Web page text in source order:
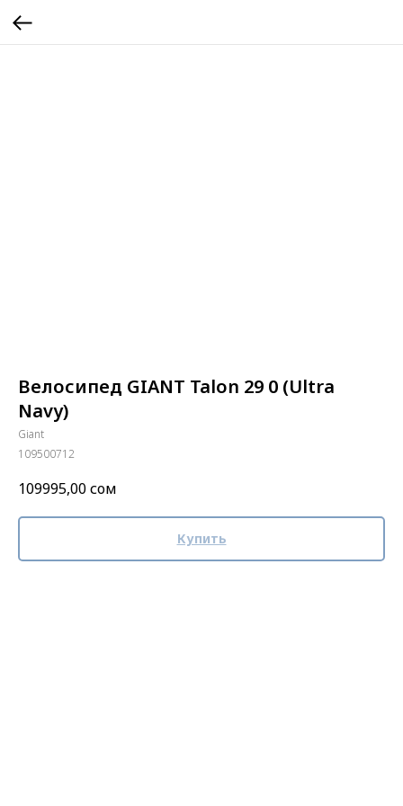
Велосипед GIANT Talon 29 0 (Ultra
Navy)
Giant
109500712
109995,00сом
Купить